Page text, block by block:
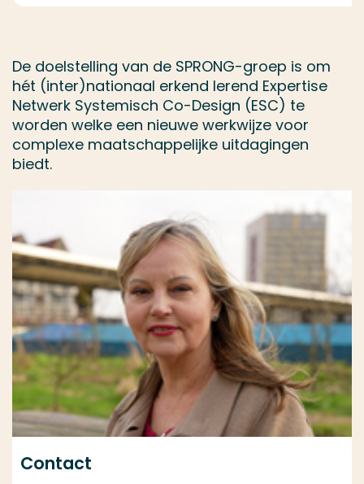
De doelstelling van de SPRONG-groep is om
hét (inter)nationaal erkend lerend Expertise
Netwerk Systemisch Co-Design (ESC) te
worden welke een nieuwe werkwijze voor
complexe maatschappelijke uitdagingen
biedt.
Contact